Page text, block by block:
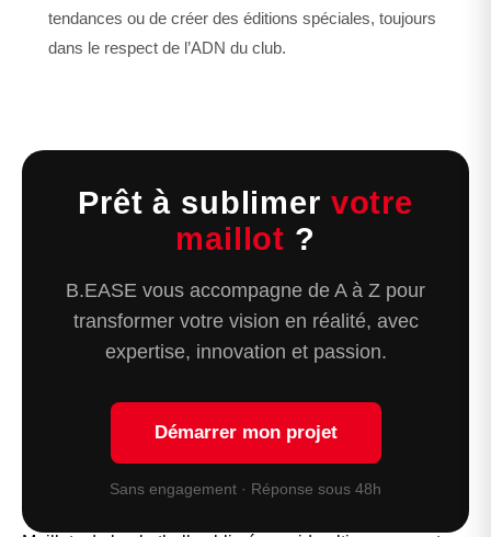
tendances ou de créer des éditions spéciales, toujours
dans le respect de l’ADN du club.
Prêt à sublimer votre
maillot ?
B.EASE vous accompagne de A à Z pour
transformer votre vision en réalité, avec
expertise, innovation et passion.
Démarrer mon projet
Sans engagement · Réponse sous 48h